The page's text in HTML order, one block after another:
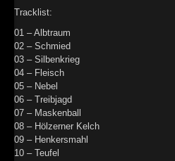
Tracklist:
01 – Albtraum
02 – Schmied
03 – Silbenkrieg
04 – Fleisch
05 – Nebel
06 – Treibjagd
07 – Maskenball
08 – Hölzerner Kelch
09 – Henkersmahl
10 – Teufel